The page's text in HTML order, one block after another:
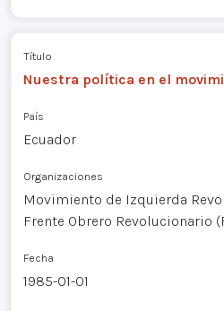
Título
Nuestra política en el
País
Ecuador
Organizaciones
Movimiento de Izquierda
Frente Obrero Revolucionario
Fecha
1985-01-01